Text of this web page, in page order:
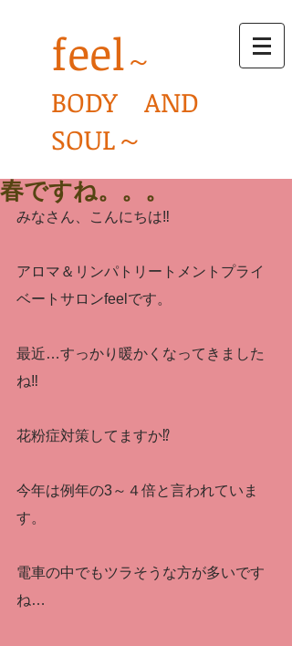
feel～
BODY AND
SOUL～
春ですね。。。
みなさん、こんにちは‼
アロマ＆リンパトリートメントプライ
ベートサロンfeelです。
最近…すっかり暖かくなってきました
ね‼
花粉症対策してますか⁉
今年は例年の3～４倍と言われていま
す。
電車の中でもツラそうな方が多いです
ね…